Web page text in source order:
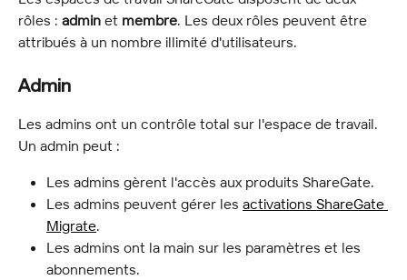
rôles : admin et membre. Les deux rôles peuvent être
attribués à un nombre illimité d'utilisateurs.
Admin
Les admins ont un contrôle total sur l'espace de travail.
Un admin peut :
Les admins gèrent l'accès aux produits ShareGate.
Les admins peuvent gérer les activations ShareGate
Migrate.
Les admins ont la main sur les paramètres et les
abonnements.